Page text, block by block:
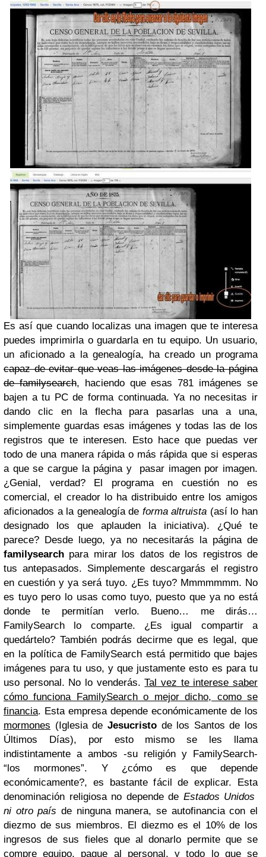
Es así que cuando localizas una imagen que te interesa
puedes imprimirla o guardarla en tu equipo. Un usuario,
un aficionado a la genealogía, ha creado un programa
capaz de evitar que veas las imágenes desde la página
de familysearch, haciendo que esas 781 imágenes se
bajen a tu PC de forma continuada. Ya no necesitas ir
dando clic en la flecha para pasarlas una a una,
simplemente guardas esas imágenes y todas las de los
registros que te interesen. Esto hace que puedas ver
todo de una manera rápida o más rápida que si esperas
a que se cargue la página y pasar imagen por imagen.
¿Genial, verdad?
El programa en cuestión no es
comercial, el creador lo ha distribuido entre los amigos
aficionados a la genealogía de forma altruista (así lo han
designado los que aplauden la iniciativa).
¿Qué te
parece? Desde luego, ya no necesitarás la página de
familysearch para mirar los datos de los registros de
tus antepasados. Simplemente descargarás el registro
en cuestión y ya será tuyo. ¿Es tuyo? Mmmmmmm. No
es tuyo pero lo usas como tuyo, puesto que ya no está
donde te permitían verlo.
Bueno… me dirás…
FamilySearch lo comparte. ¿Es igual compartir a
quedártelo? También podrás decirme que es legal, que
en la política de FamilySearch está permitido que bajes
imágenes para tu uso, y que justamente esto es para tu
uso personal. No lo venderás. Tal vez te interese saber
cómo funciona FamilySearch o mejor dicho, como se
financia. Esta empresa depende económicamente de los
mormones (Iglesia de Jesucristode los Santos de los
Últimos Días), por esto mismo se les llama
indistintamente a ambos -su religión y FamilySearch-
“los mormones”. Y ¿cómo es que depende
económicamente?, es bastante fácil de explicar. Esta
denominación religiosa no depende de Estados Unidos
ni otro país de ninguna manera, se autofinancia con el
diezmo de sus miembros. El diezmo es el 10% de los
ingresos de sus fieles que al donarlo permite que se
compre equipo, pague al personal, y todo lo que se